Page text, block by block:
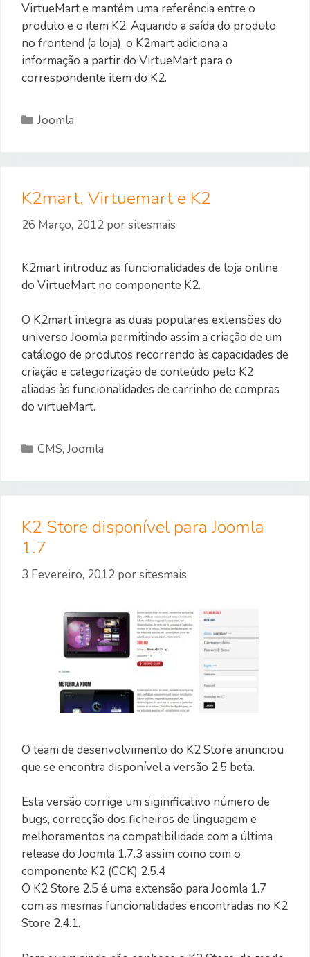
VirtueMart e mantém uma referência entre o
produto e o item K2. Aquando a saída do produto
no frontend (a loja), o K2mart adiciona a
informação a partir do VirtueMart para o
correspondente item do K2.
Categorias
Joomla
K2mart, Virtuemart e K2
26 Março, 2012 porsitesmais
K2mart introduz as funcionalidades de loja online
do VirtueMart no componente K2.
O K2mart integra as duas populares extensões do
universo Joomla permitindo assim a criação de um
catálogo de produtos recorrendo às capacidades de
criação e categorização de conteúdo pelo K2
aliadas às funcionalidades de carrinho de compras
do virtueMart.
Categorias
CMS,Joomla
K2 Store disponível para Joomla
1.7
3 Fevereiro, 2012 porsitesmais
O team de desenvolvimento do K2 Store anunciou
que se encontra disponível a versão 2.5 beta.
Esta versão corrige um siginificativo número de
bugs, correcção dos ficheiros de linguagem e
melhoramentos na compatibilidade com a última
release do Joomla 1.7.3 assim como com o
componente K2 (CCK) 2.5.4
O K2 Store 2.5 é uma extensão para Joomla 1.7
com as mesmas funcionalidades encontradas no K2
Store 2.4.1.